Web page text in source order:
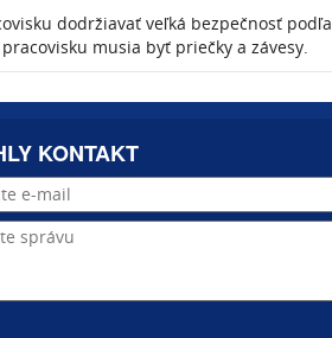
dodržiavať veľká bezpečnosť
musia byť priečky a závesy.
KONTAKT